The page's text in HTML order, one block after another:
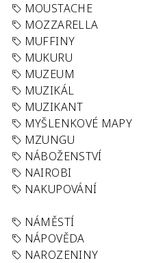
MOUSTACHE
MOZZARELLA
MUFFINY
MUKURU
MUZEUM
MUZIKÁL
MUZIKANT
MYŠLENKOVÉ MAPY
MZUNGU
NÁBOŽENSTVÍ
NAIROBI
NAKUPOVÁNÍ
NÁMĚSTÍ
NÁPOVĚDA
NAROZENINY